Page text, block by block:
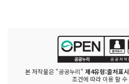
본 저작물은 "공공누리" 제4유형:출처표
조건에 따라 이용 할